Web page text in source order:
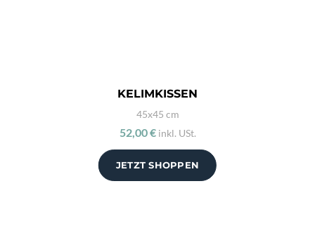
JETZT SHOPPEN
KELIMKISSEN
45x45 cm
52,00 € inkl. USt.